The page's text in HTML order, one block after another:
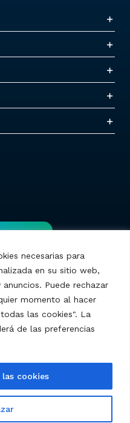
necesarias para
en su sitio web,
Puede rechazar
momento al hacer
las cookies". La
de las preferencias
cookies